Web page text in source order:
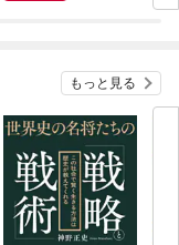
もっと見る